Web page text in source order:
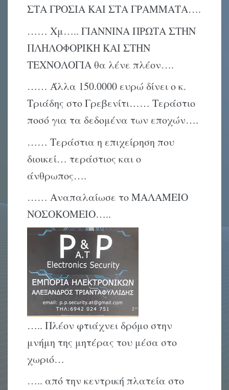
ΣΤΑ ΓΡΟΣΙΑ ΚΑΙ ΣΤΑ ΓΡΑΜΜΑΤΑ….
…… Χμ….. ΓΙΑΝΝΙΝΑ ΠΡΩΤΑ ΣΤΗΝ
ΠΛΗΛΟΦΟΡΙΚΗ ΚΑΙ ΣΤΗΝ
ΤΕΧΝΟΛΟΓΙΑ θα λένε πλέον….
…… Άλλα 150.0000 ευρώ δίνει ο κ.
Τριάδης στο Γρεβενίτι…… Τεράστιο
ποσό για τα δεδομένα των εποχών….
…… Τεράστια η επιχείρηση που
διοικεί… τεράστιος και ο
άνθρωπος….
…… Αναπαλαίωσε το ΜΑΛΑΜΕΙΟ
ΝΟΣΟΚΟΜΕΙΟ…..
….. Πλέον φτιάχνει δρόμο στην
μνήμη της μητέρας του μέσα στο
χωριό…
….. από την κεντρική πλατεία στο